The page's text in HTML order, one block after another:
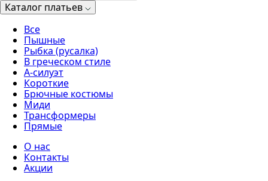
Каталог платьев
Все
Пышные
Рыбка (русалка)
В греческом стиле
А-силуэт
Короткие
Брючные костюмы
Миди
Трансформеры
Прямые
О нас
Контакты
Акции